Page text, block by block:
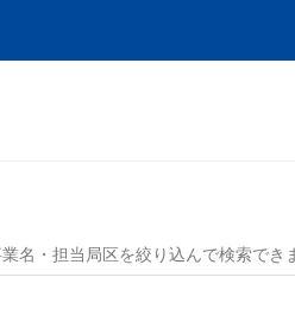
名・担当局区を絞り込んで検索でき